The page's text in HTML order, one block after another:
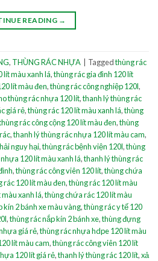
READING →
, THÙNG RÁC NHỰA Taggedthùng rác
lít màu xanh lá,thùng rác gia đình 120 lít
lít màu đen,thùng rác công nghiệp 120l,
thùng rác nhựa 120 lít,thanh lý thùng rác
giá rẻ,thùng rác 120 lít màu xanh lá,thùng
rác công cộng 120 lít màu đen,thùng
,thanh lý thùng rác nhựa 120 lít màu cam,
nguy hại,thùng rác bệnh viện 120l,thùng
120 lít màu xanh lá,thanh lý thùng rác
,thùng rác công viên 120 lít,thùng chứa
rác 120 lít màu đen,thùng rác 120 lít màu
xanh lá,thùng chứa rác 120 lít màu
2 bánh xe màu vàng,thùng rác y tế 120
,thùng rác nắp kín 2 bánh xe,thùng đựng
giá rẻ,thùng rác nhựa hdpe 120 lít màu
lít màu cam,thùng rác công viên 120 lít
120 lít giá rẻ,thanh lý thùng rác 120 lít,xả